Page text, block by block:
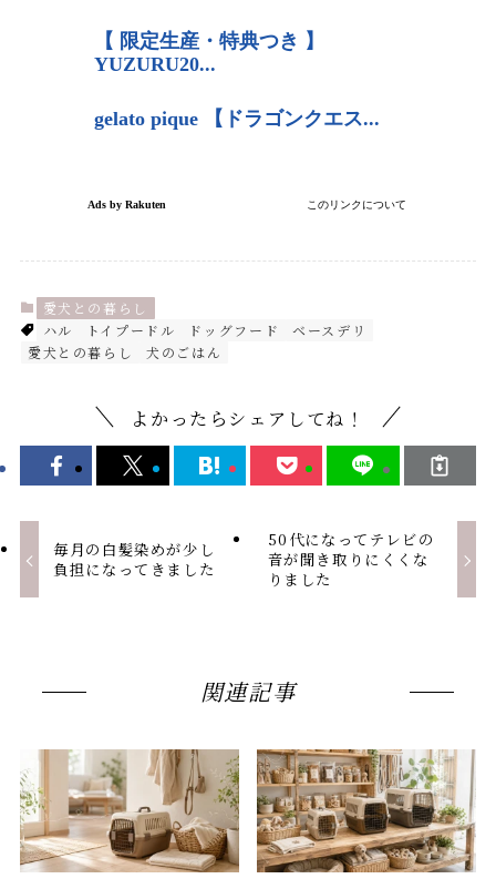
愛犬との暮らし
ハル
トイプードル ドッグフード
ベースデリ
愛犬との暮らし
犬のごはん
よかったらシェアしてね！
毎月の白髪染めが少し
負担になってきました
50代になってテレビの
音が聞き取りにくくな
りました
関連記事